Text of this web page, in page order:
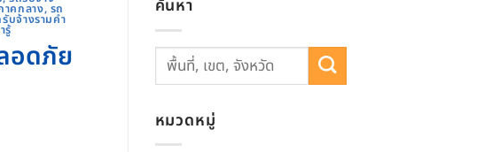
าคกลาง, รถ
บจ้างรามคํา
รู้
อดภัย
ค้นหา
หมวดหมู่